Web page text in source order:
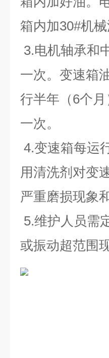
箱内加30#机
3.电机轴承和
一次。变速箱
行半年（6个
一次。
4.变速箱每运
用清洗剂对变
严重磨损现象
5.维护人员需
或振动超范围